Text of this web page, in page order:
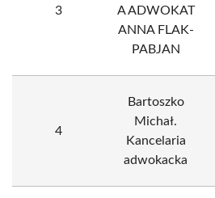
3
A ADWOKAT
ANNA FLAK-
PABJAN
4
Bartoszko
Michał.
Kancelaria
adwokacka